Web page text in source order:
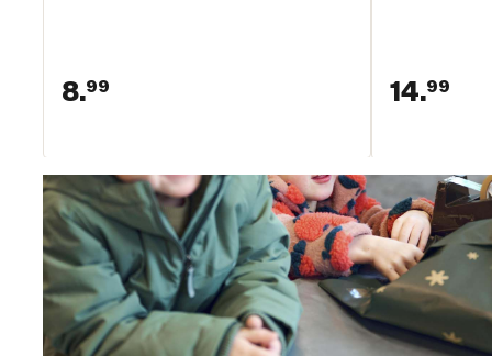
8.99
Huidige prijs € 8,99
14.99